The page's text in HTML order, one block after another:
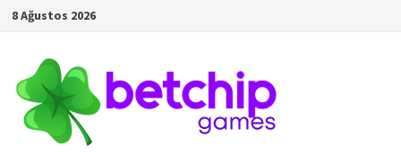
Skip
content
8 Ağustos 2026